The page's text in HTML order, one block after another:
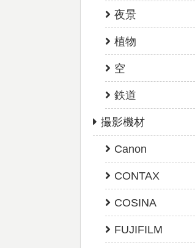
夜景
植物
空
鉄道
撮影機材
Canon
CONTAX
COSINA
FUJIFILM